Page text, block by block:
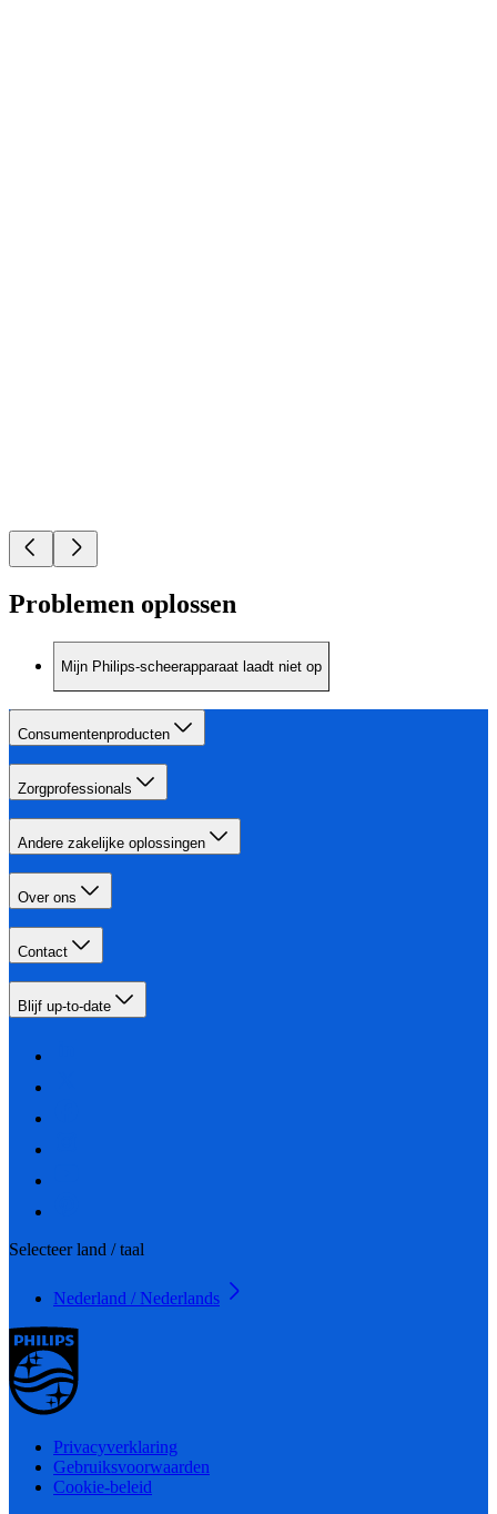
Problemen oplossen
Mijn Philips-scheerapparaat laadt niet op
Consumentenproducten
Zorgprofessionals
Andere zakelijke oplossingen
Over ons
Contact
Blijf up-to-date
Selecteer land / taal
Nederland / Nederlands
Privacyverklaring
Gebruiksvoorwaarden
Cookie-beleid